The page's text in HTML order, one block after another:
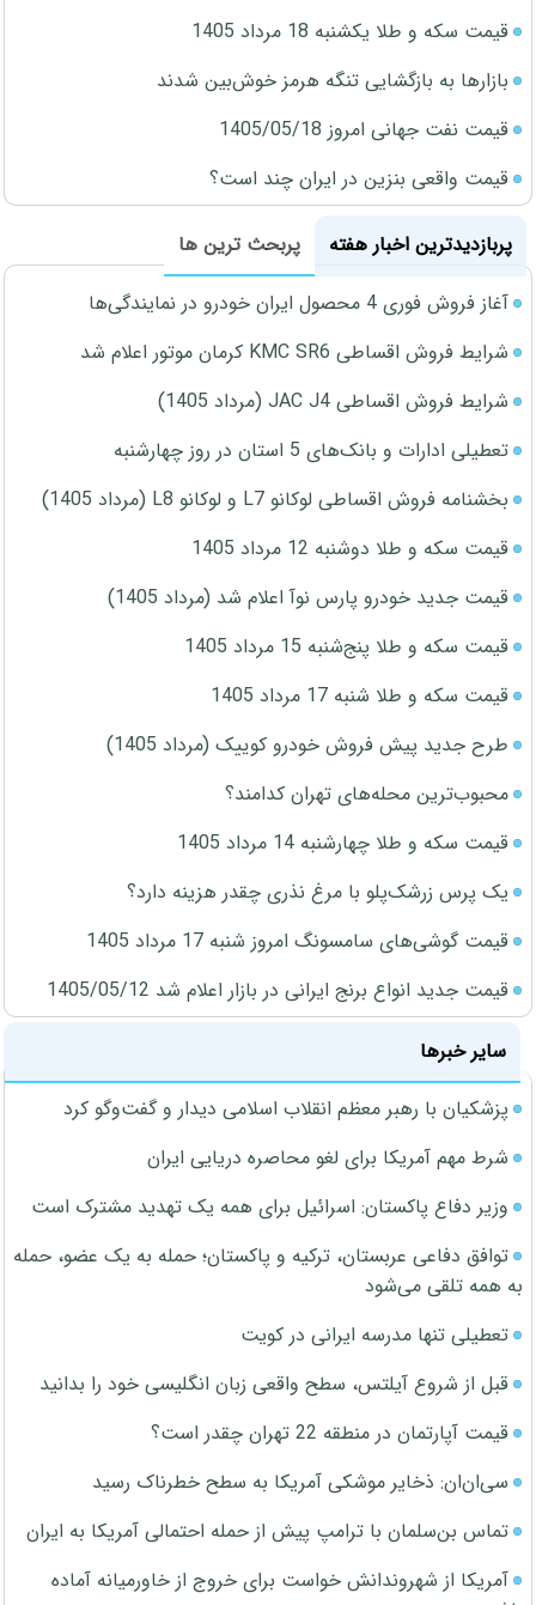
قیمت سکه و طلا یکشنبه 18 مرداد 1405
بازارها به بازگشایی تنگه هرمز خوش‌بین شدند
قیمت نفت جهانی امروز 1405/05/18
قیمت واقعی بنزین در ایران چند است؟
پربازدیدترین اخبار هفته
پربحث ترین ها
آغاز فروش فوری 4 محصول ایران خودرو در نمایندگی‌ها
شرایط فروش اقساطی KMC SR6 کرمان موتور اعلام شد
شرایط فروش اقساطی JAC J4 (مرداد 1405)
تعطیلی ادارات و بانک‌های 5 استان در روز چهارشنبه
بخشنامه فروش اقساطی لوکانو L7 و لوکانو L8 (مرداد 1405)
قیمت سکه و طلا دوشنبه 12 مرداد 1405
قیمت جدید خودرو پارس نوآ اعلام شد (مرداد 1405)
قیمت سکه و طلا پنج‌شنبه 15 مرداد 1405
قیمت سکه و طلا شنبه 17 مرداد 1405
طرح جدید پیش فروش خودرو کوییک (مرداد 1405)
محبوب‌ترین محله‌های تهران کدامند؟
قیمت سکه و طلا چهارشنبه 14 مرداد 1405
یک پرس زرشک‌پلو با مرغ نذری چقدر هزینه دارد؟
قیمت گوشی‌های سامسونگ امروز شنبه 17 مرداد 1405
قیمت جدید انواع برنج ایرانی در بازار اعلام شد 1405/05/12
سایر خبرها
پزشکیان با رهبر معظم انقلاب اسلامی دیدار و گفت‌وگو کرد
شرط مهم آمریکا برای لغو محاصره دریایی ایران
وزیر دفاع پاکستان: اسرائیل برای همه یک تهدید مشترک است
توافق دفاعی عربستان، ترکیه و پاکستان؛ حمله به یک عضو، حمله
به همه تلقی می‌شود
تعطیلی تنها مدرسه ایرانی در کویت
قبل از شروع آیلتس، سطح واقعی زبان انگلیسی خود را بدانید
قیمت آپارتمان در منطقه 22 تهران چقدر است؟
سی‌ان‌ان: ذخایر موشکی آمریکا به سطح خطرناک رسید
تماس بن‌سلمان با ترامپ پیش از حمله احتمالی آمریکا به ایران
آمریکا از شهروندانش خواست برای خروج از خاورمیانه آماده